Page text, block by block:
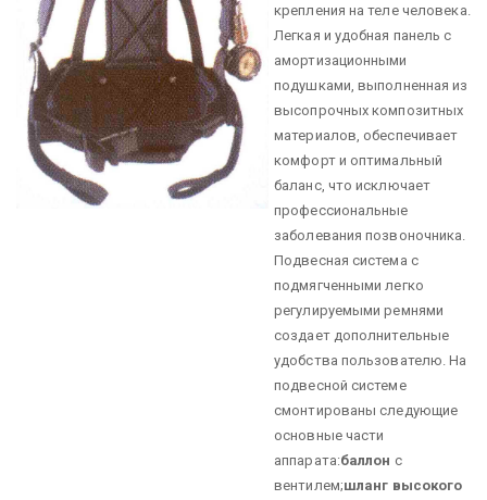
крепления на теле человека.
Легкая и удобная панель с
амортизационными
подушками, выполненная из
высопрочных композитных
материалов, обеспечивает
комфорт и оптимальный
баланс, что исключает
профессиональные
заболевания позвоночника.
Подвесная система с
подмягченными легко
регулируемыми ремнями
создает дополнительные
удобства пользователю. На
подвесной системе
смонтированы следующие
основные части
аппарата:баллон с
вентилем;шланг высокого